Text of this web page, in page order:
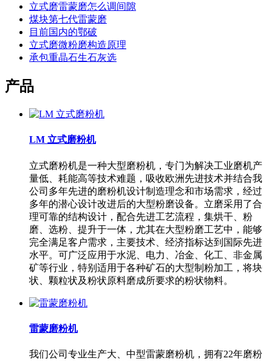
立式磨雷蒙磨怎么调间隙
煤块第七代雷蒙磨
目前国内的鄂破
立式磨微粉磨构造原理
承包重晶石生石灰选
产品
LM 立式磨粉机
立式磨粉机是一种大型磨粉机，专门为解决工业磨机产
量低、耗能高等技术难题，吸收欧洲先进技术并结合我
公司多年先进的磨粉机设计制造理念和市场需求，经过
多年的潜心设计改进后的大型粉磨设备。立磨采用了合
理可靠的结构设计，配合先进工艺流程，集烘干、粉
磨、选粉、提升于一体，尤其在大型粉磨工艺中，能够
完全满足客户需求，主要技术、经济指标达到国际先进
水平。可广泛应用于水泥、电力、冶金、化工、非金属
矿等行业，特别适用于各种矿石的大型制粉加工，将块
状、颗粒状及粉状原料磨成所要求的粉状物料。
雷蒙磨粉机
我们公司专业生产大、中型雷蒙磨粉机，拥有22年磨粉